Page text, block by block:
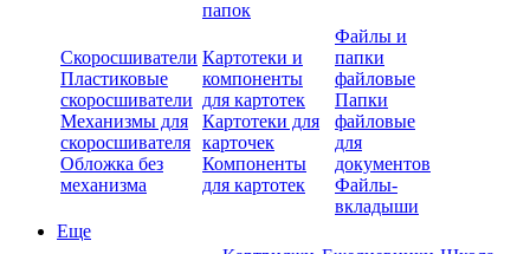
папок
Скоросшиватели
Пластиковые
скоросшиватели
Механизмы для
скоросшивателя
Обложка без
механизма
Картотеки и
компоненты
для картотек
Картотеки для
карточек
Компоненты
для картотек
Файлы и
папки
файловые
Папки
файловые
для
документов
Файлы-
вкладыши
Еще